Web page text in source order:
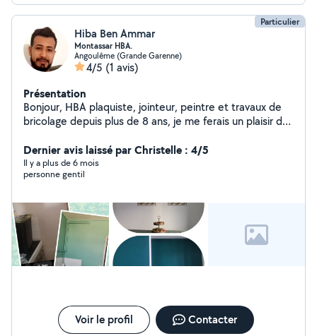
Particulier
Hiba Ben Ammar
Montassar HBA.
Angoulême (Grande Garenne)
4/5 (1 avis)
Présentation
Bonjour, HBA plaquiste, jointeur, peintre et travaux de
bricolage depuis plus de 8 ans, je me ferais un plaisir de
Dernier avis laissé par Christelle : 4/5
Il y a plus de 6 mois
personne gentil
Voir le profil Contacter